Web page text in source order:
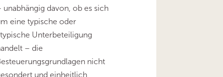
unabhängig davon, ob es sich
eine typische oder
Unterbeteiligung
– die
nicht
und einheitlich